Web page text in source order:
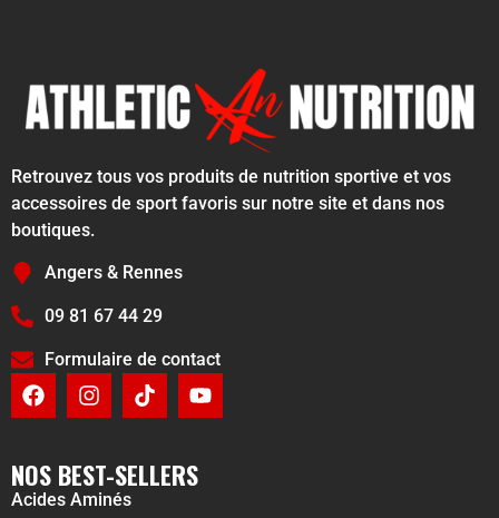
Retrouvez tous vos produits de nutrition sportive et vos
accessoires de sport favoris sur notre site et dans nos
boutiques.
Angers & Rennes
09 81 67 44 29
Formulaire de contact
NOS BEST-SELLERS
Acides Aminés